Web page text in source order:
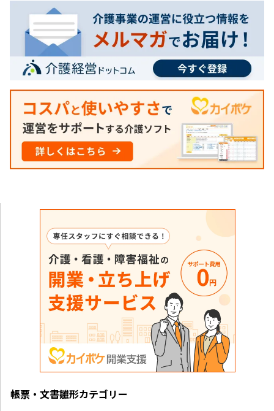
帳票・文書雛形カテゴリー